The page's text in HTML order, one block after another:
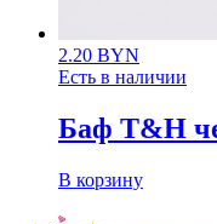
2.20 BYN
Есть в наличии
Баф T&H
В корзину